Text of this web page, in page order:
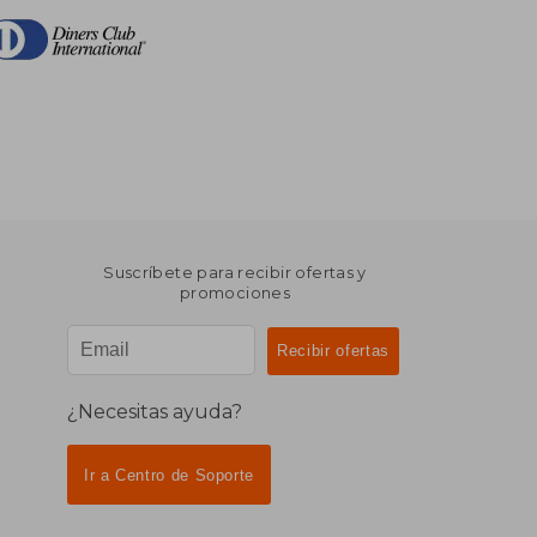
Suscríbete para recibir ofertas y
promociones
¿Necesitas ayuda?
Ir a Centro de Soporte